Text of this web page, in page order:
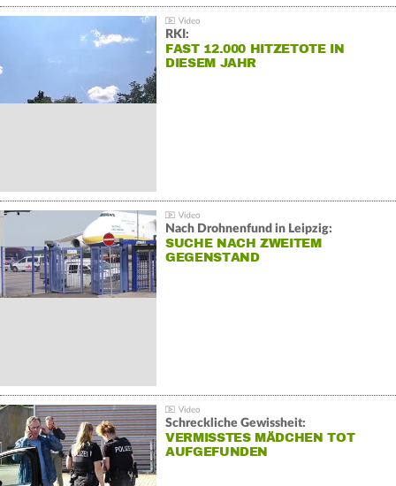
RKI:
FAST 12.000 HITZETOTE IN
DIESEM JAHR
Nach Drohnenfund in Leipzig:
SUCHE NACH ZWEITEM
GEGENSTAND
Schreckliche Gewissheit:
VERMISSTES MÄDCHEN TOT
AUFGEFUNDEN